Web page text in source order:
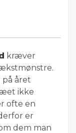
kræver
på året
ikke
ofte en
er
dem man